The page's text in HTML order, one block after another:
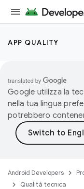
APP QUALITY
Google utilizza la
nella tua lingua
potrebbero
Android Developers
Qualità tecnica